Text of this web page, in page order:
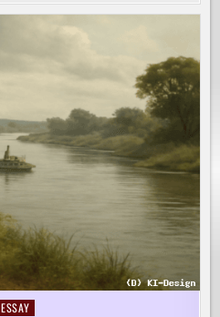
Posted
ESSAY